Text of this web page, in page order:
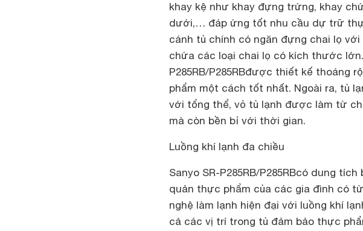
khay kệ như khay đựng trứng, khay
dưới,… đáp ứng tốt nhu cầu dự trữ
cánh tủ chính có ngăn đựng chai lọ
chứa các loại chai lọ có kích thước
P285RB/P285RBđược thiết kế thoáng
phẩm một cách tốt nhất. Ngoài ra, tủ
với tổng thể, vỏ tủ lạnh được làm từ
mà còn bền bỉ với thời gian.
Luồng khí lạnh đa chiều
Sanyo SR-P285RB/P285RBcó dung tích
quản thực phẩm của các gia đình có
nghệ làm lạnh hiện đại với luồng khí
cả các vị trí trong tủ đảm bảo thực